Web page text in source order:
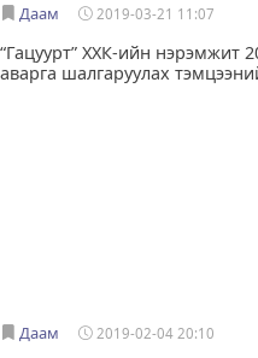
Даам 2019-03-21 11:07
“Гацуурт” ХХК-ийн нэрэмжит
аварга шалгаруулах
Даам 2019-02-04 20:10